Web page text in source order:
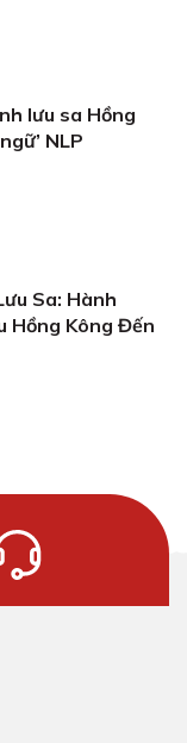
lưu sa Hồng
NLP
Sa: Hành
Hồng Kông Đến